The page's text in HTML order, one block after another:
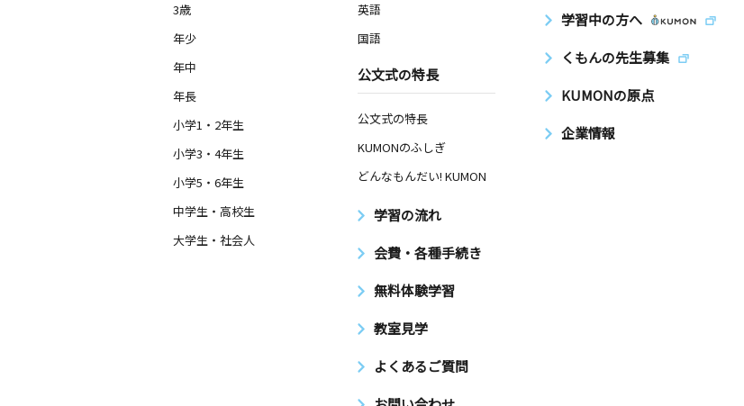
3歳
年少
年中
年長
小学1・2年生
小学3・4年生
小学5・6年生
中学生・高校生
大学生・社会人
英語
国語
公文式の特長
公文式の特長
KUMONのふしぎ
どんなもんだい! KUMON
学習の流れ
会費・各種手続き
無料体験学習
教室見学
よくあるご質問
学習中の方へ
くもんの先生募集
KUMONの原点
企業情報